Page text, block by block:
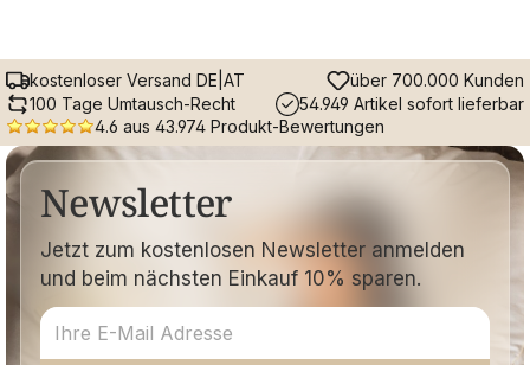
kostenloser Versand DE|AT
über 700.000 Kunden
100 Tage Umtausch-Recht
54.949 Artikel sofort lieferbar
4.6 aus 43.974 Produkt-Bewertungen
Newsletter
Jetzt zum kostenlosen Newsletter anmelden
und beim nächsten Einkauf 10% sparen.